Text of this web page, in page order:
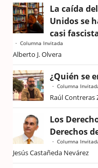
La caída
Unidos se
casi
Columna Invitada
Alberto J. Olvera
¿Quién se
Columna
Raúl Contreras
Los
Derechos
Columna
Jesús Castañeda Nevárez